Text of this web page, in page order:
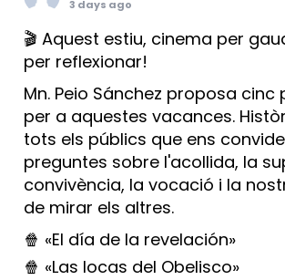
3 days ago
🎬 Aquest estiu, cinema per
per reflexionar!
Mn. Peio Sánchez proposa cinc
per a aquestes vacances.
tots els públics que ens
preguntes sobre l'acollida, la
convivència, la vocació i la
de mirar els altres.
🍿 «El día de la revelación»
🍿 «Las locas del Obelisco»